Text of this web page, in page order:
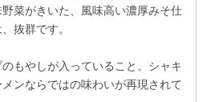
菜がきいた、風味高い濃厚みそ仕
抜群です。
もやしが入っていること。シャキ
ンならではの味わいが再現されて